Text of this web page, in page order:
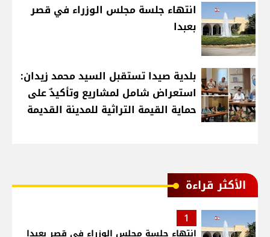
انتهاء جلسة مجلس الوزراء في قصر
بعبدا
بلدية صيدا تستقبل السيد محمد زيدان:
استعراض شامل لمشاريع وتأكيدٌ على
حماية القيمة التراثية للمدينة القديمة
الأكثر قراءة
1
انتهاء جلسة مجلس الوزراء في قصر بعبدا